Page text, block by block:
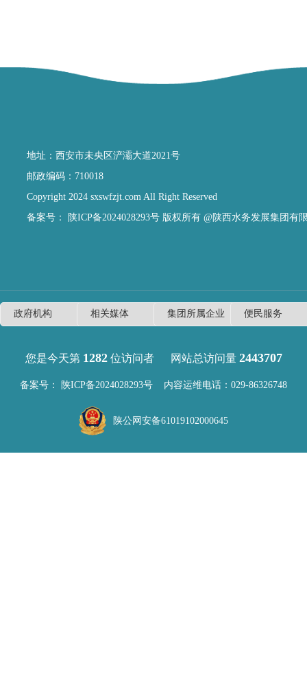
地址：西安市未央区浐灞大道2021号
邮政编码：710018
Copyright 2024 sxswfzjt.com All Right Reserved
备案号：
陕ICP备2024028293号 版权所有 @陕西水务发展集团有
您是今天第 1282位访问者 网站总访问量 2443707
备案号： 陕ICP备2024028293号 内容运维电话：029-86326748
陕公网安备61019102000645